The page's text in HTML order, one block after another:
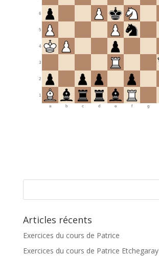
1
2
3
4
5
6
a b c d e f g
Articles récents
Exercices du cours de Patrice
Exercices du cours de Patrice Etchegaray